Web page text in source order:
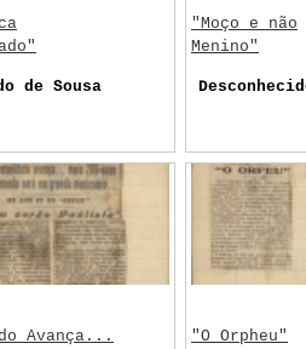
de Sousa
"Moço e não
Menino"
Avança...
"O Orpheu"